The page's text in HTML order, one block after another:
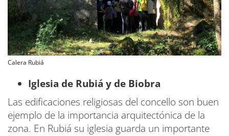
Calera Rubiá
Iglesia de Rubiá y de Biobra
Las edificaciones religiosas del concello son buen
ejemplo de la importancia arquitectónica de la
zona. En Rubiá su iglesia guarda un importante